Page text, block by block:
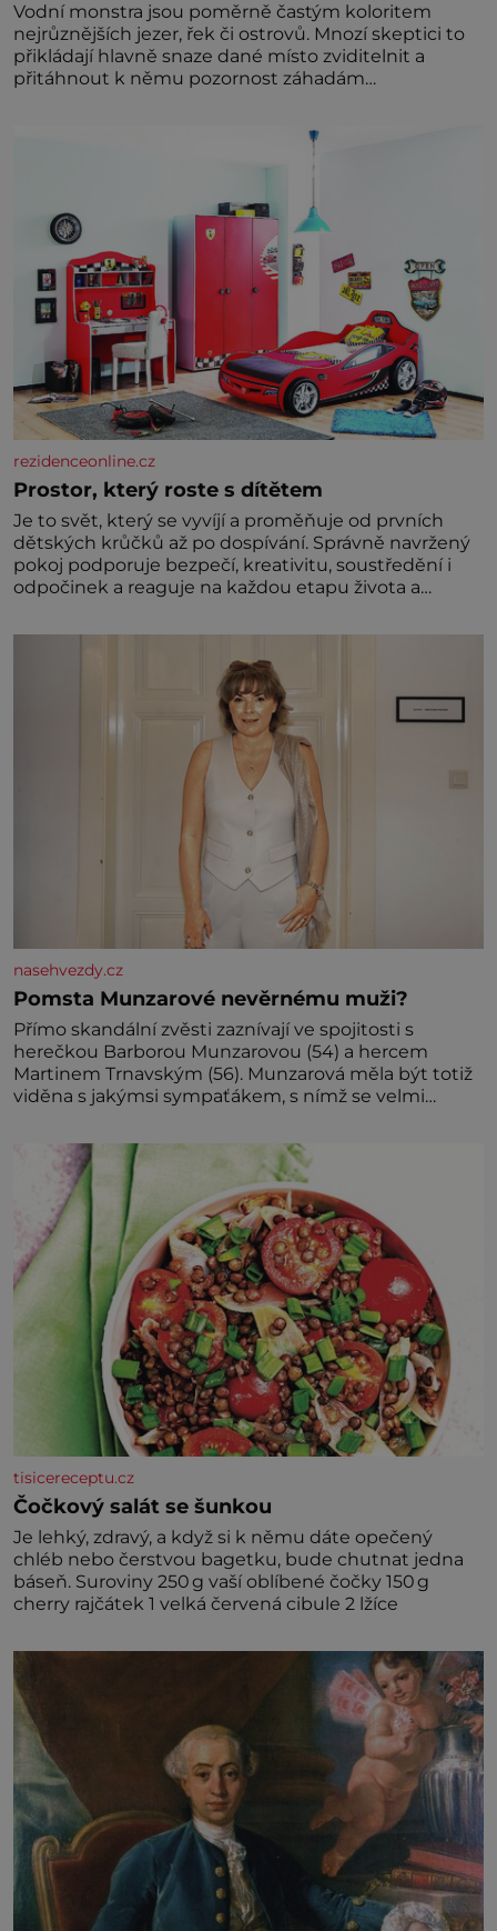
Vodní monstra jsou poměrně častým koloritem
nejrůznějších jezer, řek či ostrovů. Mnozí skeptici to
přikládají hlavně snaze dané místo zviditelnit a
přitáhnout k němu pozornost záhadám
rezidenceonline.cz
Prostor, který roste s dítětem
Je to svět, který se vyvíjí a proměňuje od prvních
dětských krůčků až po dospívání. Správně navržený
pokoj podporuje bezpečí, kreativitu, soustředění i
odpočinek a reaguje na každou etapu života a
jednoduchost, měkkost a bezpečí, proto by pokoj
nasehvezdy.cz
Pomsta Munzarové nevěrnému muži?
Přímo skandální zvěsti zaznívají ve spojitosti s
herečkou Barborou Munzarovou (54) a hercem
Martinem Trnavským (56). Munzarová měla být totiž
viděna s jakýmsi sympaťákem, s nímž se velmi
tisicereceptu.cz
Čočkový salát se šunkou
Je lehký, zdravý, a když si k němu dáte opečený
chléb nebo čerstvou bagetku, bude chutnat jedna
báseň. Suroviny 250 g vaší oblíbené čočky 150 g
cherry rajčátek 1 velká červená cibule 2 lžíce